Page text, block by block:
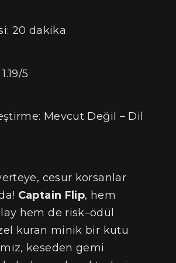
20 dakika
5
Mevcut Değil – Dil
cesur korsanlar
Captain Flip, hem
hem de risk–ödül
kuran minik bir kutu
keseden gemi